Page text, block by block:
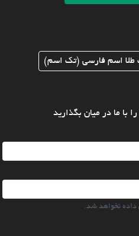
طلا اسم فارسی (تک اسم)
با ما در میان بگذارید
نخواهد شد.